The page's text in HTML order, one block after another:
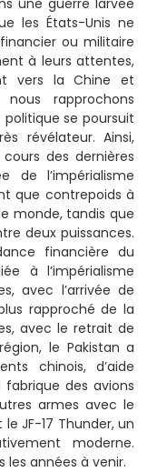
les États-Unis ne
ou militaire
à leurs attentes,
vers la Chine et
rapprochons
se poursuit
révélateur. Ainsi,
des dernières
de l’impérialisme
que contrepoids à
monde, tandis que
deux puissances.
financière du
à l’impérialisme
avec l’arrivée de
rapproché de la
avec le retrait de
le Pakistan a
chinois, d’aide
fabrique des avions
armes avec le
JF-17 Thunder, un
moderne.
les années à venir.